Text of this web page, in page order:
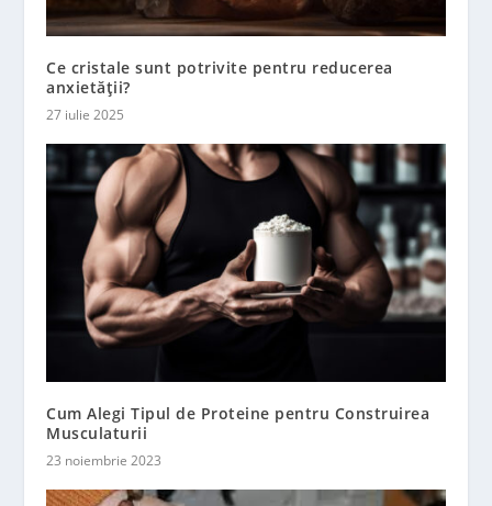
Ce cristale sunt potrivite pentru reducerea
anxietății?
27 iulie 2025
Cum Alegi Tipul de Proteine pentru Construirea
Musculaturii
23 noiembrie 2023